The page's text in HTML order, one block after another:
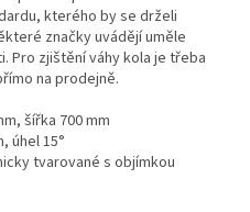
kterého by se drželi
značky uvádějí uměle
Pro zjištění váhy kola je třeba
na prodejně.
šířka 700 mm
úhel 15°
tvarované s objímkou